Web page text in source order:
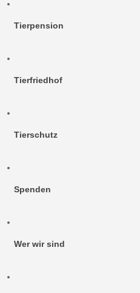
Tierpension
Tierfriedhof
Tierschutz
Spenden
Wer wir sind